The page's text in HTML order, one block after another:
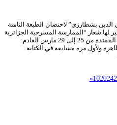
بشطارزي” لاحتضان الطبعة الثامنة
لها شعار “الممارسة المسرحية الجزائرية
في الجنوب.. تجارب وآفاق”، في الفترة الممتدة من 25 إلى 29 مارس القادم.
ولأول مرة مسابقة في الكتابة
102024
»